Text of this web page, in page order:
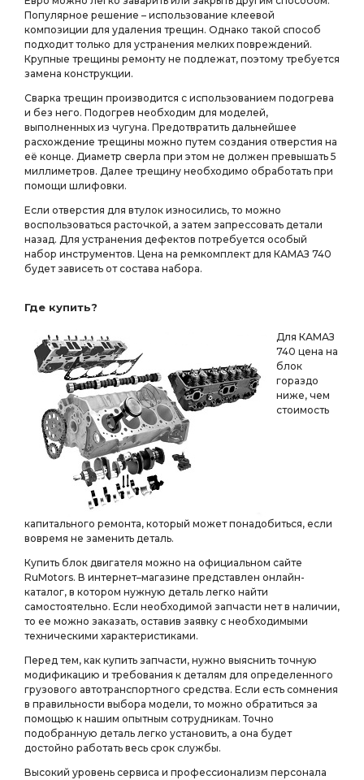
Популярное решение – использование клеевой
композиции для удаления трещин. Однако такой способ
подходит только для устранения мелких повреждений.
Крупные трещины ремонту не подлежат, поэтому требуется
замена конструкции.
Сварка трещин производится с использованием подогрева
и без него. Подогрев необходим для моделей,
выполненных из чугуна. Предотвратить дальнейшее
расхождение трещины можно путем создания отверстия на
её конце. Диаметр сверла при этом не должен превышать 5
миллиметров. Далее трещину необходимо обработать при
помощи шлифовки.
Если отверстия для втулок износились, то можно
воспользоваться расточкой, а затем запрессовать детали
назад. Для устранения дефектов потребуется особый
набор инструментов. Цена на ремкомплект для КАМАЗ 740
будет зависеть от состава набора.
Где купить?
Для КАМАЗ
740 цена на
блок
гораздо
ниже, чем
стоимость
капитального ремонта, который может понадобиться, если
вовремя не заменить деталь.
Купить блок двигателя можно на официальном сайте
RuMotors. В интернет–магазине представлен онлайн-
каталог, в котором нужную деталь легко найти
самостоятельно. Если необходимой запчасти нет в наличии,
то ее можно заказать, оставив заявку с необходимыми
техническими характеристиками.
Перед тем, как купить запчасти, нужно выяснить точную
модификацию и требования к деталям для определенного
грузового автотранспортного средства. Если есть сомнения
в правильности выбора модели, то можно обратиться за
помощью к нашим опытным сотрудникам. Точно
подобранную деталь легко установить, а она будет
достойно работать весь срок службы.
Высокий уровень сервиса и профессионализм персонала